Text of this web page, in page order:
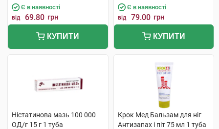
Є в наявності
від 69.80 грн
КУПИТИ
Є в наявності
від 79.00 грн
КУПИТИ
Ністатинова мазь 100 000
ОД/г 15 г 1 туба
Крок Мед Бальзам для ніг
Антизапах і піт 75 мл 1 туба